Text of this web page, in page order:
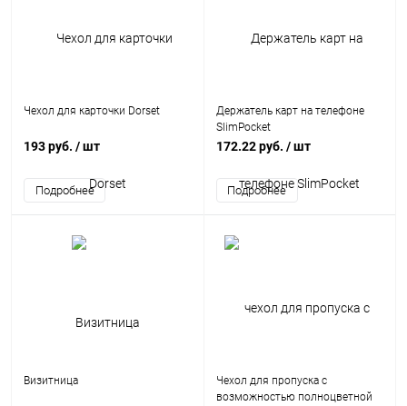
Чехол для карточки Dorset
193 руб. / шт
Держатель карт на телефоне
SlimPocket
172.22 руб. / шт
Визитница
Чехол для пропуска с
возможностью полноцветной